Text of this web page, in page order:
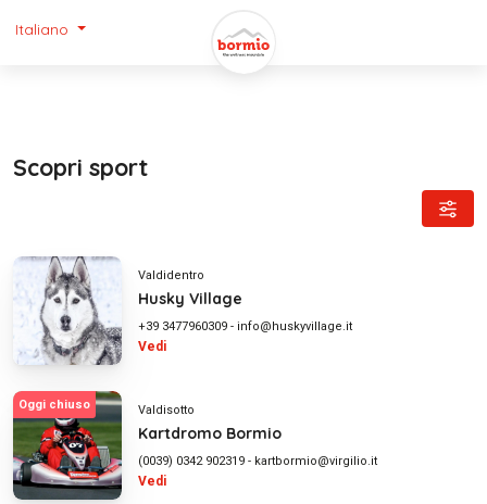
Italiano
Scopri sport
Valdidentro
Husky Village
+39 3477960309 - info@huskyvillage.it
Vedi
Oggi chiuso Valdisotto
Kartdromo Bormio
(0039) 0342 902319 - kartbormio@virgilio.it
Vedi